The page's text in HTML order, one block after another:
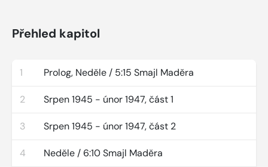
Přehled kapitol
1 Prolog, Neděle / 5:15 Smajl Maděra
2 Srpen 1945 - únor 1947, část 1
3 Srpen 1945 - únor 1947, část 2
4 Neděle / 6:10 Smajl Maděra